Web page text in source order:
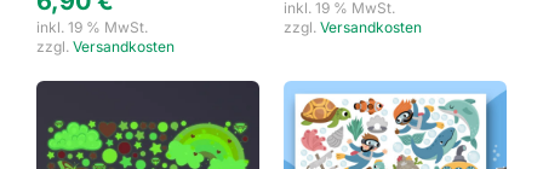
inkl. 19 % MwSt.
zzgl. Versandkosten
inkl. 19 % MwSt.
zzgl. Versandkosten